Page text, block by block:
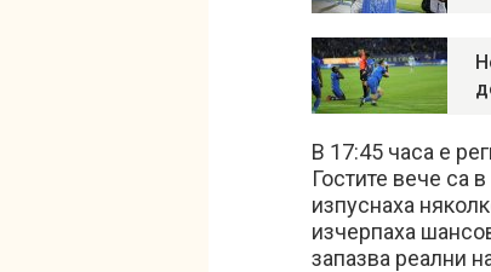
В 17:45 часа е
Гостите вече са
изпуснаха
изчерпаха
запазва реални